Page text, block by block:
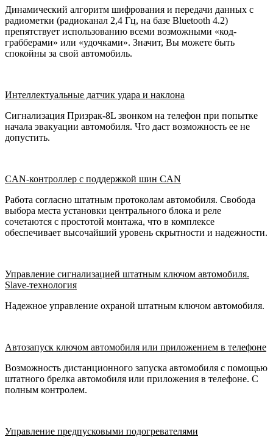
Динамический алгоритм шифрования и передачи данных с
радиометки (радиоканал 2,4 Гц, на базе Bluetooth 4.2)
препятствует использованию всеми возможными «код-
грабберами» или «удочками». Значит, Вы можете быть
спокойны за свой автомобиль.
Интеллектуальные датчик удара и наклона
Сигнализация Призрак-8L звонком на телефон при попытке
начала эвакуации автомобиля. Что даст возможность ее не
допустить.
CAN-контроллер с поддержкой шин CAN
Работа согласно штатным протоколам автомобиля. Свобода
выбора места установки центрального блока и реле
сочетаются с простотой монтажа, что в комплексе
обеспечивает высочайший уровень скрытности и надежности.
Управление сигнализацией штатным ключом автомобиля.
Slave-технология
Надежное управление охраной штатным ключом автомобиля.
Автозапуск ключом автомобиля или приложением в телефоне
Возможность дистанционного запуска автомобиля с помощью
штатного брелка автомобиля или приложения в телефоне. С
полным контролем.
Управление предпусковыми подогревателями